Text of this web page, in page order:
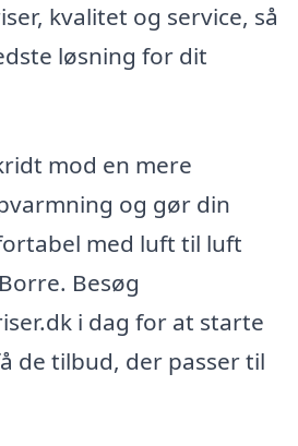
kvalitet og service, så
løsning for dit
mod en mere
og gør din
med luft til luft
Besøg
i dag for at starte
de tilbud, der passer til